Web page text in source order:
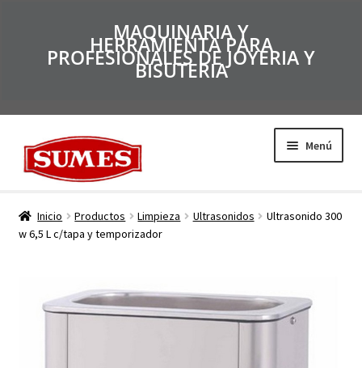
MAQUINARIA Y
HERRAMIENTA PARA
PROFESIONALES DE JOYERIA Y
BISUTERIA
Menú
Productos
Catálogos
Inicio Productos Limpieza Ultrasonidos
Ultrasonido 300
w 6,5 L c/tapa y temporizador